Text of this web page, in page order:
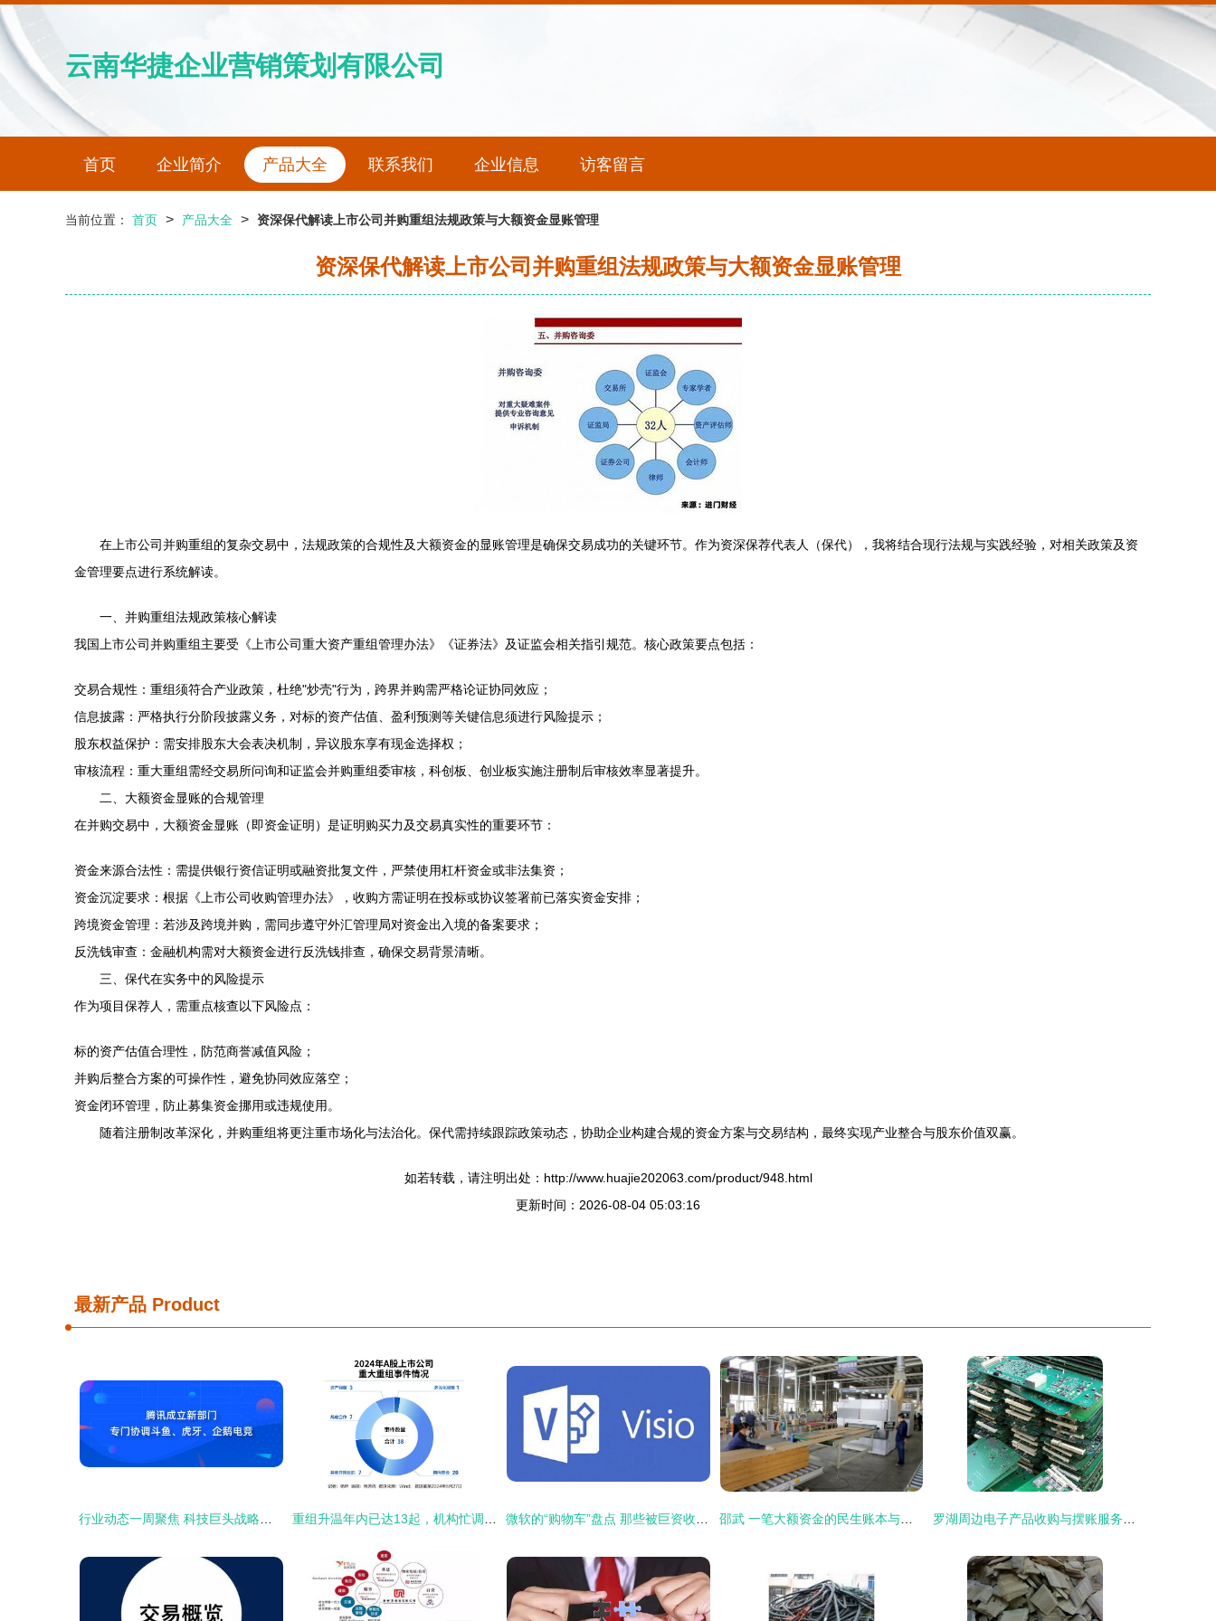
云南华捷企业营销策划有限公司
首页 企业简介 产品大全 联系我们 企业信息 访客留言
当前位置： 首页 > 产品大全 > 资深保代解读上市公司并购重组法规政策与大额资金显账管理
资深保代解读上市公司并购重组法规政策与大额资金显账管理
在上市公司并购重组的复杂交易中，法规政策的合规性及大额资金的显账管理是确保交易成功的关键环节。作为资深保荐代表人（保代），我将结合现行法规与实践经验，对相关政策及资
金管理要点进行系统解读。
一、并购重组法规政策核心解读
我国上市公司并购重组主要受《上市公司重大资产重组管理办法》《证券法》及证监会相关指引规范。核心政策要点包括：
交易合规性：重组须符合产业政策，杜绝"炒壳"行为，跨界并购需严格论证协同效应；
信息披露：严格执行分阶段披露义务，对标的资产估值、盈利预测等关键信息须进行风险提示；
股东权益保护：需安排股东大会表决机制，异议股东享有现金选择权；
审核流程：重大重组需经交易所问询和证监会并购重组委审核，科创板、创业板实施注册制后审核效率显著提升。
二、大额资金显账的合规管理
在并购交易中，大额资金显账（即资金证明）是证明购买力及交易真实性的重要环节：
资金来源合法性：需提供银行资信证明或融资批复文件，严禁使用杠杆资金或非法集资；
资金沉淀要求：根据《上市公司收购管理办法》，收购方需证明在投标或协议签署前已落实资金安排；
跨境资金管理：若涉及跨境并购，需同步遵守外汇管理局对资金出入境的备案要求；
反洗钱审查：金融机构需对大额资金进行反洗钱排查，确保交易背景清晰。
三、保代在实务中的风险提示
作为项目保荐人，需重点核查以下风险点：
标的资产估值合理性，防范商誉减值风险；
并购后整合方案的可操作性，避免协同效应落空；
资金闭环管理，防止募集资金挪用或违规使用。
随着注册制改革深化，并购重组将更注重市场化与法治化。保代需持续跟踪政策动态，协助企业构建合规的资金方案与交易结构，最终实现产业整合与股东价值双赢。
如若转载，请注明出处：http://www.huajie202063.com/product/948.html
更新时间：2026-08-04 05:03:16
最新产品 Product